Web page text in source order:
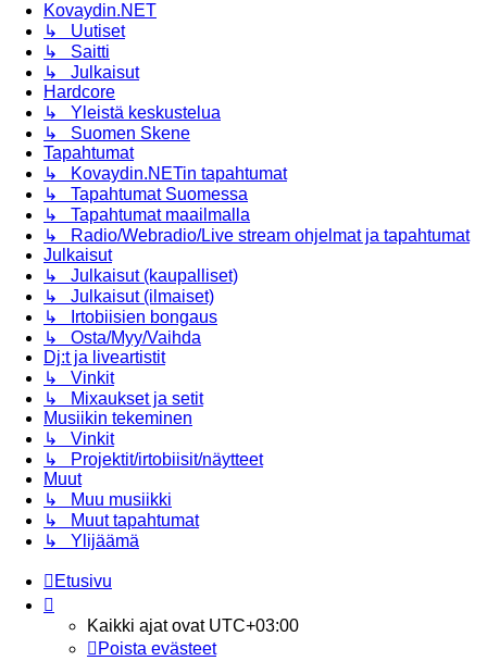
Kovaydin.NET
↳ Uutiset
↳ Saitti
↳ Julkaisut
Hardcore
↳ Yleistä keskustelua
↳ Suomen Skene
Tapahtumat
↳ Kovaydin.NETin tapahtumat
↳ Tapahtumat Suomessa
↳ Tapahtumat maailmalla
↳ Radio/Webradio/Live stream ohjelmat ja tapahtumat
Julkaisut
↳ Julkaisut (kaupalliset)
↳ Julkaisut (ilmaiset)
↳ Irtobiisien bongaus
↳ Osta/Myy/Vaihda
Dj:t ja liveartistit
↳ Vinkit
↳ Mixaukset ja setit
Musiikin tekeminen
↳ Vinkit
↳ Projektit/irtobiisit/näytteet
Muut
↳ Muu musiikki
↳ Muut tapahtumat
↳ Ylijäämä
Etusivu
Kaikki ajat ovat UTC+03:00
Poista evästeet